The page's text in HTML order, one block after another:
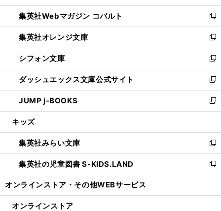
開
く
ウ
で
開
く
ン
ド
ウ
で
開
く
ウ
ィ
ン
ド
ウ
で
開
く
集英社Webマガジン コバルト
新
し
い
ウ
ィ
ン
ド
ウ
で
開
集英社オレンジ文庫
新
し
い
ウ
ィ
ン
ド
ウ
開
く
シフォン文庫
新
し
い
ウ
ィ
ン
ウ
で
開
く
ダッシュエックス文庫公式サイト
新
し
い
ウ
ン
ド
ウ
で
JUMP j-BOOKS
新
し
ウ
ィ
ン
ド
開
キッズ
集英社みらい文庫
新
し
い
ン
集英社の児童図書 S-KIDS.LAND
新
ウ
オンラインストア・ その他WEBサービス
オンラインストア